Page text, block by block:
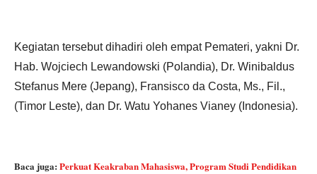
Kegiatan tersebut dihadiri oleh empat Pemateri, yakni Dr.
Hab. Wojciech Lewandowski (Polandia), Dr. Winibaldus
Stefanus Mere (Jepang), Fransisco da Costa, Ms., Fil.,
(Timor Leste), dan Dr. Watu Yohanes Vianey (Indonesia).
Baca juga: Perkuat Keakraban Mahasiswa, Program Studi Pendidikan